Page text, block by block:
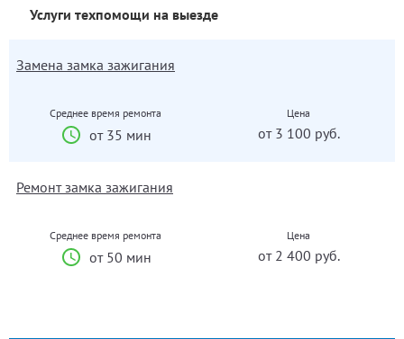
Услуги техпомощи на выезде
Замена замка зажигания
Среднее время ремонта
от 35 мин
Цена
от 3 100 руб.
Ремонт замка зажигания
Среднее время ремонта
от 50 мин
Цена
от 2 400 руб.